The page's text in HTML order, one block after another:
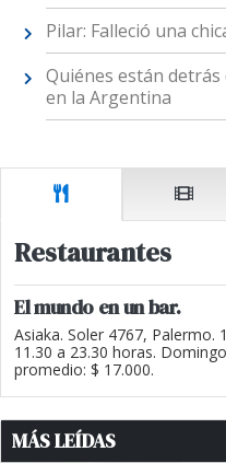
Pilar: Falleció una
Quiénes están
en la Argentina
Restaurantes
El mundo en un bar.
Asiaka. Soler 4767, Palermo.
11.30 a 23.30 horas.
promedio: $ 17.000.
MÁS LEÍDAS